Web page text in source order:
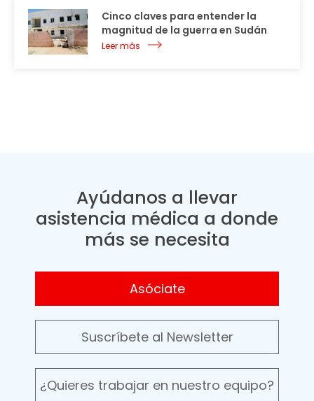
Cinco claves para entender la
magnitud de la guerra en Sudán
Leer más
Ayúdanos a llevar
asistencia médica a donde
más se necesita
Asóciate
Suscríbete al Newsletter
¿Quieres trabajar en nuestro equipo?